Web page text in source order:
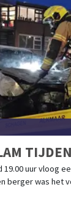
19.00 uur vloog
berger was het